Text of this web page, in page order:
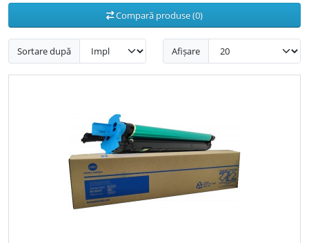
Compară produse (0)
Sortare după Afișare